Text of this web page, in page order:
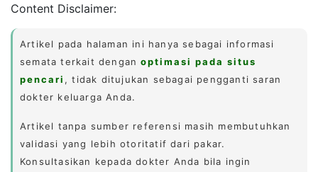
Content Disclaimer:
Artikel pada halaman ini hanya sebagai informasi
semata terkait denganoptimasi pada situs
pencari , tidak ditujukan sebagai pengganti saran
dokter keluarga Anda.
Artikel tanpa sumber referensi masih membutuhkan
validasi yang lebih otoritatif dari pakar.
Konsultasikan kepada dokter Anda bila ingin